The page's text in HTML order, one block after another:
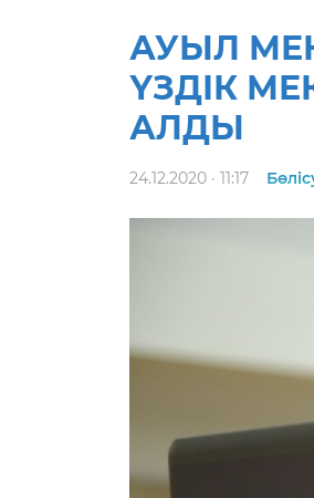
АУЫЛ
ҮЗДІК
АЛДЫ
24.12.2020 · 11:17